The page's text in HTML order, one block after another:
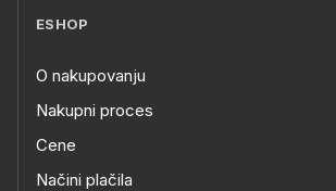
ESHOP
O nakupovanju
Nakupni proces
Cene
Načini plačila